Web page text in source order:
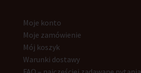
Moje konto
Moje zamówienie
Mój koszyk
Warunki dostawy